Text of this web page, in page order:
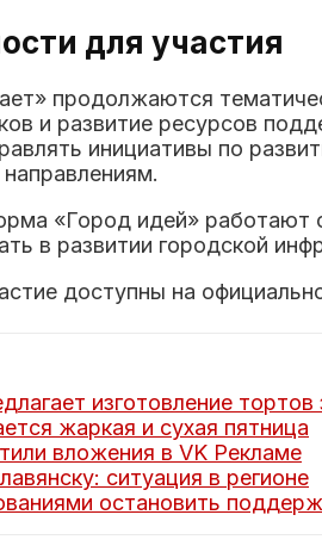
для участия
продолжаются
и развитие ресурсов
инициативы по
«Город идей»
в развитии городской
доступны на
изготовление тортов
жаркая и сухая пятница
вложения в VK Рекламе
ситуация в регионе
остановить